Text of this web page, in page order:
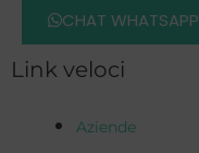
CHAT WHATSAPP
Link veloci
Aziende